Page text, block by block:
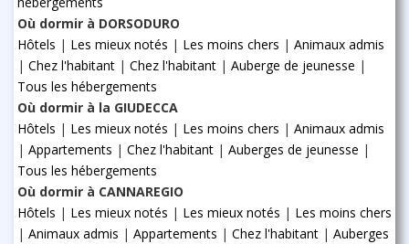
Où dormir à DORSODURO
Hôtels | Les mieux notés | Les moins chers | Animaux admis
| Chez l'habitant | Chez l'habitant | Auberge de jeunesse |
Tous les hébergements
Où dormir à la GIUDECCA
Hôtels | Les mieux notés | Les moins chers | Animaux admis
| Appartements | Chez l'habitant | Auberges de jeunesse |
Tous les hébergements
Où dormir à CANNAREGIO
Hôtels | Les mieux notés | Les mieux notés | Les moins chers
| Animaux admis | Appartements | Chez l'habitant | Auberges